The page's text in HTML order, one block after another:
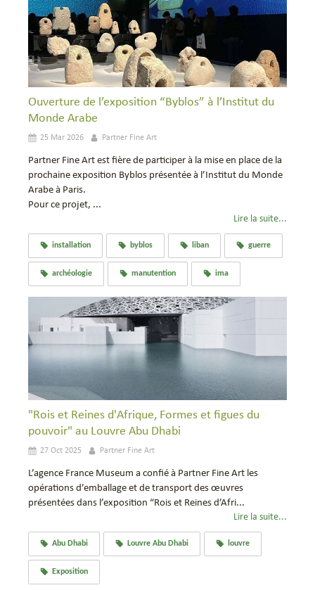
Ouverture de l’exposition “Byblos” à l’Institut du
Monde Arabe
25 Mar 2026 Partner Fine Art
Partner Fine Art est fière de participer à la mise en place de la
prochaine exposition Byblos présentée à l’Institut du Monde
Arabe à Paris.
Pour ce projet, ...
Lire la suite...
installation byblos liban guerre
archéologie manutention ima
"Rois et Reines d'Afrique, Formes et figues du
pouvoir" au Louvre Abu Dhabi
27 Oct 2025 Partner Fine Art
L’agence France Museum a confié à Partner Fine Art les
opérations d’emballage et de transport des œuvres
présentées dans l’exposition “Rois et Reines d’Afri...
Lire la suite...
Abu Dhabi Louvre Abu Dhabi louvre
Exposition